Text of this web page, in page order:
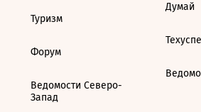
Туризм
Форум
Ведомости Северо-
Запад
Думай